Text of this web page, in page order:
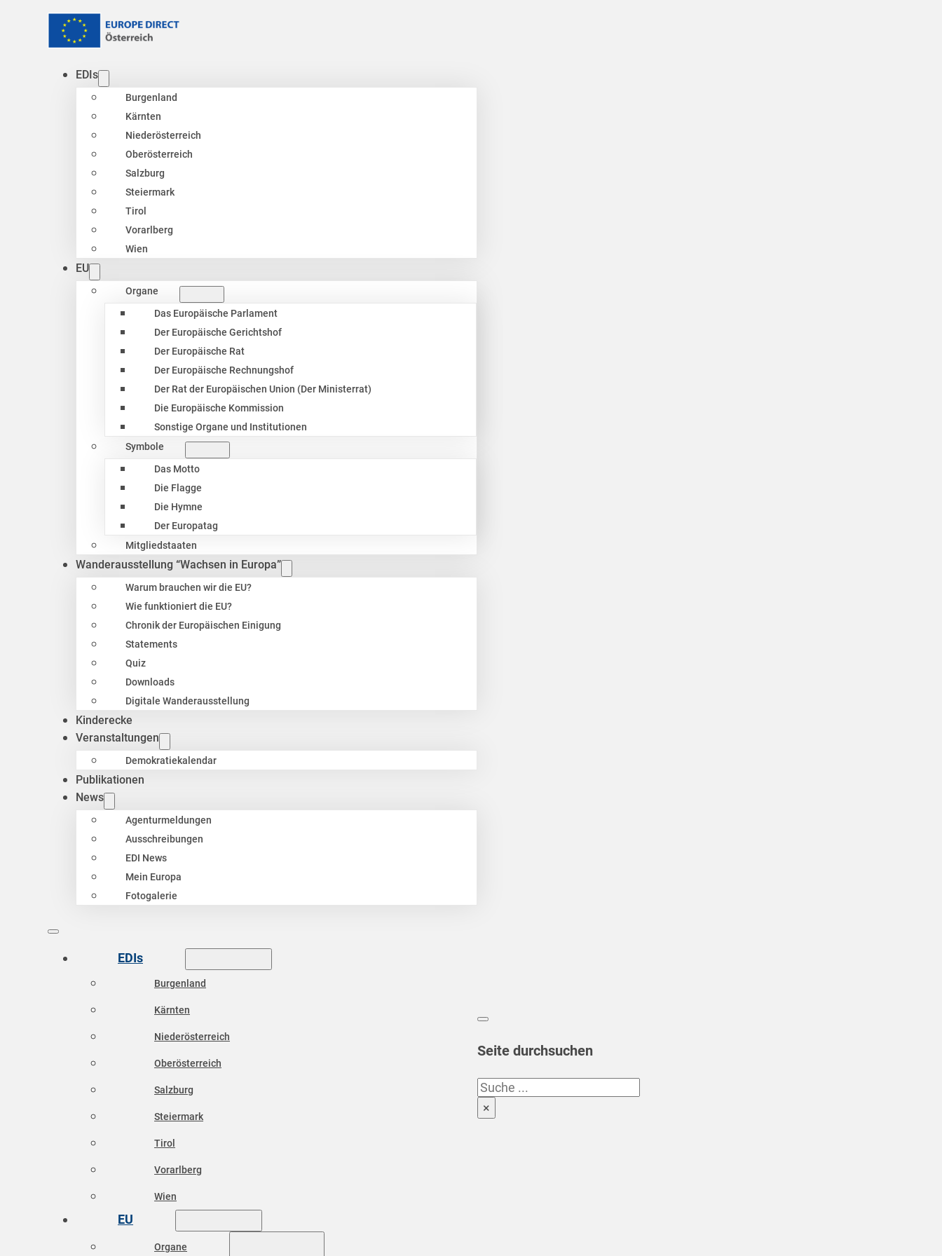
EDIs
Burgenland
Kärnten
Niederösterreich
Oberösterreich
Salzburg
Steiermark
Tirol
Vorarlberg
Wien
EU
Organe
Das Europäische Parlament
Der Europäische Gerichtshof
Der Europäische Rat
Der Europäische Rechnungshof
Der Rat der Europäischen Union (Der Ministerrat)
Die Europäische Kommission
Sonstige Organe und Institutionen
Symbole
Das Motto
Die Flagge
Die Hymne
Der Europatag
Mitgliedstaaten
Wanderausstellung “Wachsen in Europa”
Warum brauchen wir die EU?
Wie funktioniert die EU?
Chronik der Europäischen Einigung
Statements
Quiz
Downloads
Digitale Wanderausstellung
Kinderecke
Veranstaltungen
Demokratiekalendar
Publikationen
News
Agenturmeldungen
Ausschreibungen
EDI News
Mein Europa
Fotogalerie
EDIs
Burgenland
Kärnten
Niederösterreich
Oberösterreich
Salzburg
Steiermark
Tirol
Vorarlberg
Wien
EU
Organe
Seite durchsuchen
Suchen
×